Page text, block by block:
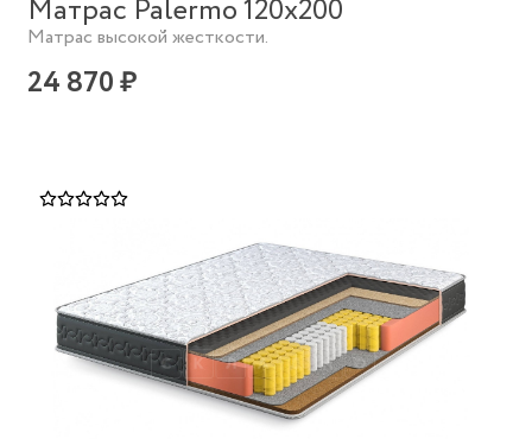
Матрас Palermo 120х200
Матрас высокой жесткости.
24 870 ₽